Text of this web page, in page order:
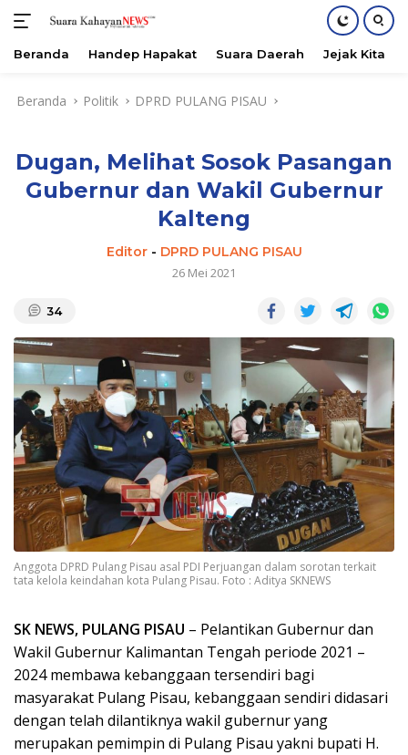
Beranda Handep Hapakat Suara Daerah Jejak Kita
Beranda Politik DPRD PULANG PISAU
Dugan, Melihat Sosok Pasangan
Gubernur dan Wakil Gubernur
Kalteng
Editor- DPRD PULANG PISAU
26 Mei 2021
34
Anggota DPRD Pulang Pisau asal PDI Perjuangan dalam sorotan terkait
tata kelola keindahan kota Pulang Pisau. Foto : Aditya SKNEWS
SK NEWS, PULANG PISAU – Pelantikan Gubernur dan
Wakil Gubernur Kalimantan Tengah periode 2021 –
2024 membawa kebanggaan tersendiri bagi
masyarakat Pulang Pisau, kebanggaan sendiri didasari
dengan telah dilantiknya wakil gubernur yang
merupakan pemimpin di Pulang Pisau yakni bupati H.